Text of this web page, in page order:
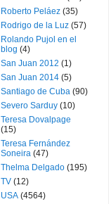
Roberto Peláez (35)
Rodrigo de la Luz (57)
Rolando Pujol en el
blog (4)
San Juan 2012 (1)
San Juan 2014 (5)
Santiago de Cuba (90)
Severo Sarduy (10)
Teresa Dovalpage
(15)
Teresa Fernández
Soneira (47)
Thelma Delgado (195)
TV (12)
USA (4564)